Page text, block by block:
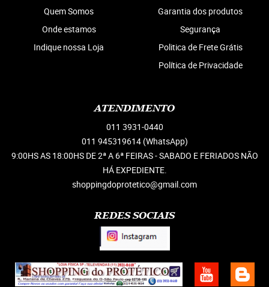
Quem Somos
Onde estamos
Indique nossa Loja
Garantia dos produtos
Segurança
Politica de Frete Grátis
Política de Privacidade
ATENDIMENTO
011 3931-0440
011 945319614 (WhatsApp)
9:00HS AS 18:00HS DE 2ª A 6ª FEIRAS - SABADO E FERIADOS NÃO
HÁ EXPEDIENTE.
shoppingdoprotetico@gmail.com
REDES SOCIAIS